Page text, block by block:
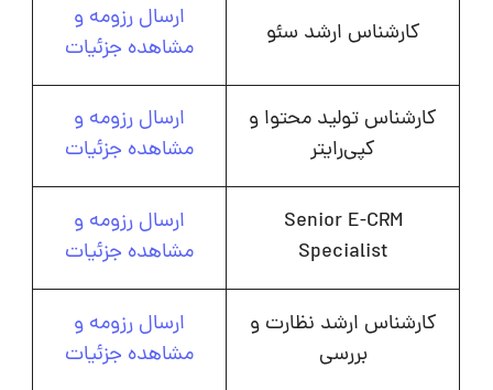
کارشناس ارشد سئو
ارسال رزومه و
مشاهده جزئیات
کارشناس تولید محتوا و
کپی‌رایتر
ارسال رزومه و
مشاهده جزئیات
Senior E-CRM
Specialist
ارسال رزومه و
مشاهده جزئیات
کارشناس ارشد نظارت و
بررسی
ارسال رزومه و
مشاهده جزئیات